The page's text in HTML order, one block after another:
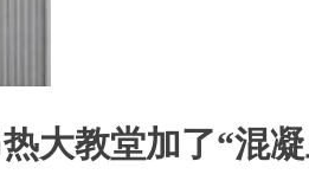
大教堂加了“混